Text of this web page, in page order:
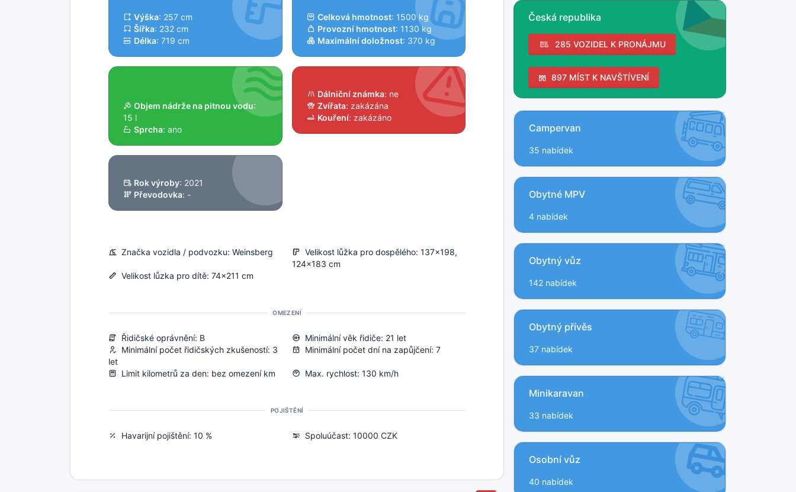
Výška: 257 cm
Šířka: 232 cm
Délka: 719 cm
Celková hmotnost: 1500 kg
Provozní hmotnost: 1130 kg
Maximální doložnost: 370 kg
Objem nádrže na pitnou vodu:
15 l
Sprcha: ano
Dálniční známka: ne
Zvířata: zakázána
Kouření: zakázáno
Rok výroby: 2021
Převodovka: -
Značka vozidla / podvozku: Weinsberg
Velikost lůžka pro dospělého: 137x198,
124x183 cm
Velikost lůzka pro dítě: 74x211 cm
OMEZENÍ
Řidičské oprávnění: B
Minimální věk řidiče: 21 let
Minimální počet řidičských zkušeností: 3
let
Minimální počet dní na zapůjčení: 7
Limit kilometrů za den: bez omezení km Max. rychlost: 130 km/h
POJIŠTĚNÍ
Havarijní pojištění: 10 % Spoluúčast: 10000 CZK
Česká republika
285 VOZIDEL K PRONÁJMU
897 MÍST K NAVŠTÍVENÍ
Campervan
35 nabídek
Obytné MPV
4 nabídek
Obytný vůz
142 nabídek
Obytný přívěs
37 nabídek
Minikaravan
33 nabídek
Osobní vůz
40 nabídek